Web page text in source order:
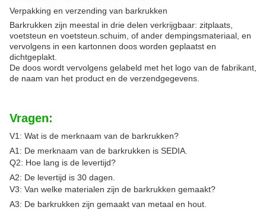
Verpakking en verzending van barkrukken
Barkrukken zijn meestal in drie delen verkrijgbaar: zitplaats,
voetsteun en voetsteun.schuim, of ander dempingsmateriaal, en
vervolgens in een kartonnen doos worden geplaatst en
dichtgeplakt.
De doos wordt vervolgens gelabeld met het logo van de fabrikant,
de naam van het product en de verzendgegevens.
Vragen:
V1: Wat is de merknaam van de barkrukken?
A1: De merknaam van de barkrukken is SEDIA.
Q2: Hoe lang is de levertijd?
A2: De levertijd is 30 dagen.
V3: Van welke materialen zijn de barkrukken gemaakt?
A3: De barkrukken zijn gemaakt van metaal en hout.